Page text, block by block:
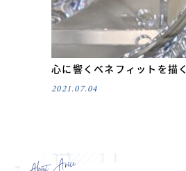
心に響くベネフィットを描く
2021.07.04